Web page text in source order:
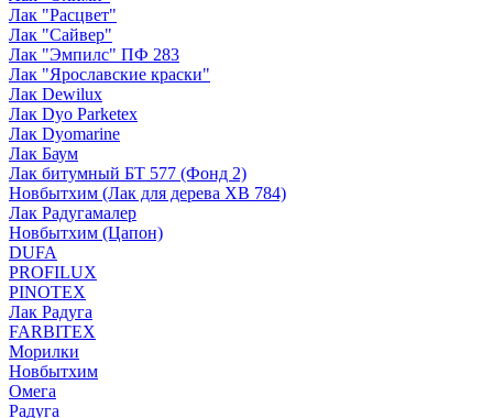
Лак "Расцвет"
Лак "Сайвер"
Лак "Эмпилс" ПФ 283
Лак "Ярославские краски"
Лак Dewilux
Лак Dyo Parketex
Лак Dyomarine
Лак Баум
Лак битумный БТ 577 (Фонд 2)
Новбытхим (Лак для дерева ХВ 784)
Лак Радугамалер
Новбытхим (Цапон)
DUFA
PROFILUX
PINOTEX
Лак Радуга
FARBITEX
Морилки
Новбытхим
Омега
Радуга